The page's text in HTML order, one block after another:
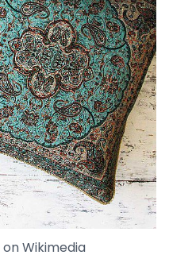
onWikimedia